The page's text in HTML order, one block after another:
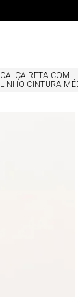
CALÇA RETA COM
LINHO CINTURA